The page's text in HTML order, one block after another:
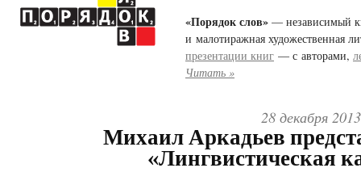
«Порядок слов» — независимый
и малотиражная художественная
презентации книг — с авторами,
Читать »
28 декабря
Михаил Аркадьев
«Лингвистическая